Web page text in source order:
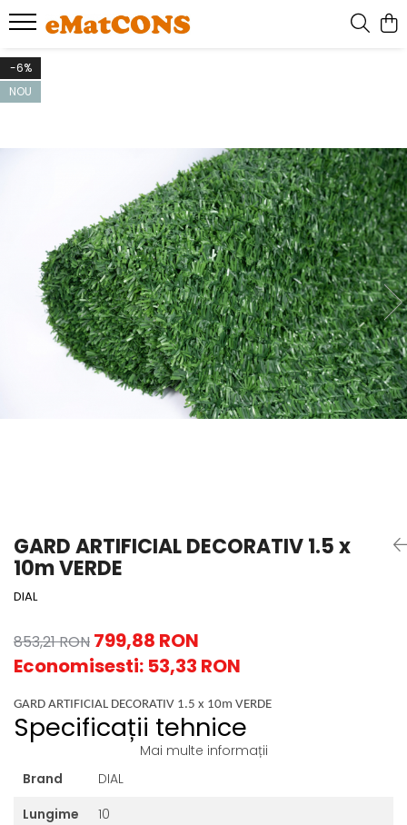
-6%
NOU
GARD ARTIFICIAL DECORATIV 1.5 x
10m VERDE
DIAL
853,21 RON 799,88 RON
Economisesti: 53,33 RON
GARD ARTIFICIAL DECORATIV 1.5 x 10m VERDE
Specificații tehnice
Mai multe informații
Brand
DIAL
Lungime
10